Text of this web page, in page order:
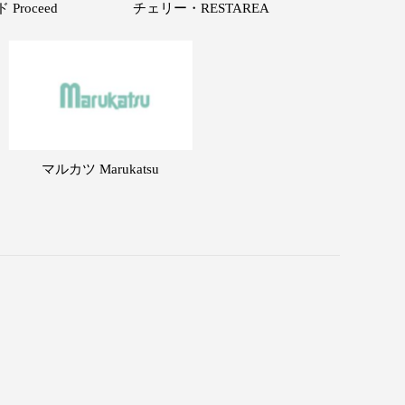
Proceed チェリー・RESTAREA
マルカツ Marukatsu